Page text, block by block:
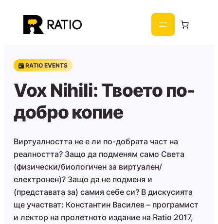
съдържанието
RATIO EVENTS
Vox Nihili: Твоето по-
добро копие
Виртуалността не е ли по-добрата част на
реалността? Защо да подменям само Света
(физически/биологичен за виртуален/
електронен)? Защо да не подменя и
(представата за) самия себе си? В дискусията
ще участват: Константин Василев – програмист
и лектор на пролетното издание на Ratio 2017,